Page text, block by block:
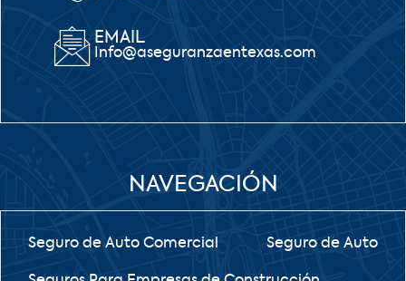
EMAIL
Info@aseguranzaentexas.com
NAVEGACIÓN
Seguro de Auto Comercial Seguro de Auto